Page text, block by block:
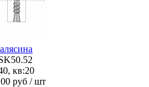
кв:20
руб / шт